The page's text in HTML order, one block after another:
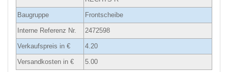
Baugruppe Frontscheibe
Interne Referenz Nr. 2472598
Verkaufspreis in € 4.20
Versandkosten in € 5.00